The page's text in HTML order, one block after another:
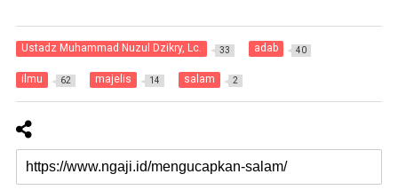
Ustadz Muhammad Nuzul Dzikry, Lc. 33 adab 40
ilmu 62 majelis 14 salam 2